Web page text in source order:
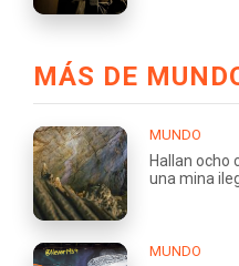
MÁS DE
MUNDO
Hallan ocho
una mina
MUNDO